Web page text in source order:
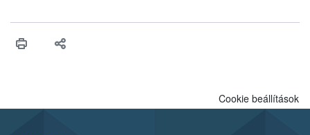
Cookie beállítások